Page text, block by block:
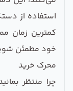
استفاده از
کمترین زمان
خود مطمئن
محرک خرید
چرا منتظر